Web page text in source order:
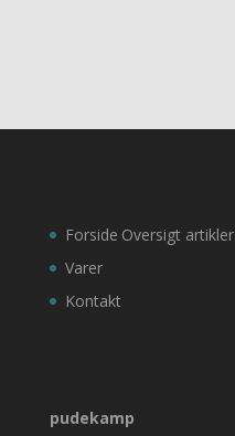
Forside
Varer
Kontakt
Oversigt artikler
pudekamp